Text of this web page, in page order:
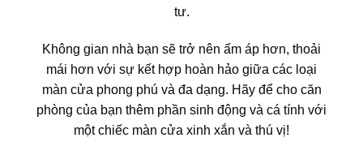
tư.
Không gian nhà bạn sẽ trở nên ấm áp hơn, thoải
mái hơn với sự kết hợp hoàn hảo giữa các loại
màn cửa phong phú và đa dạng. Hãy để cho căn
phòng của bạn thêm phần sinh động và cá tính với
một chiếc màn cửa xinh xắn và thú vị!